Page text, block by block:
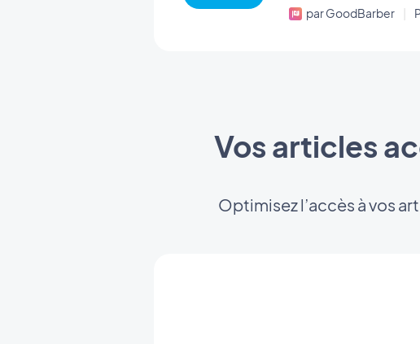
par GoodBarber
Vos articles
Optimisez l’accès à vos